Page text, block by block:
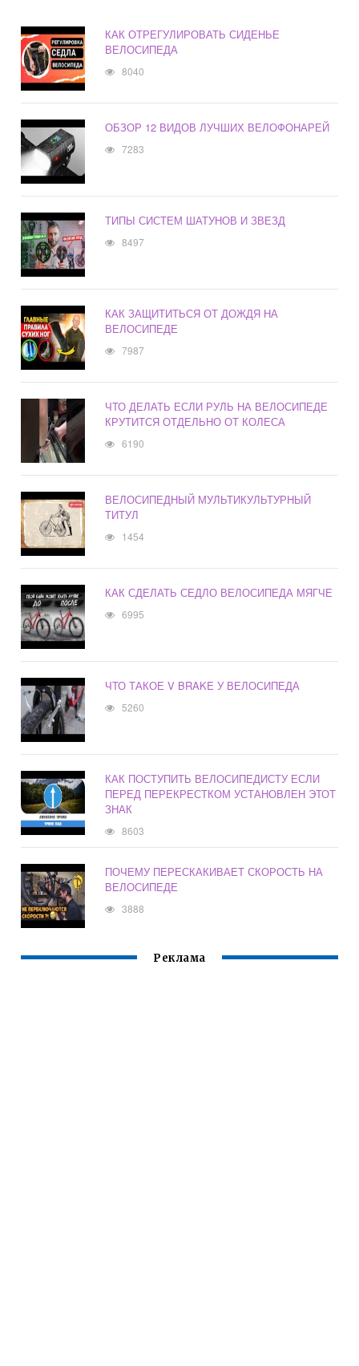
КАК ОТРЕГУЛИРОВАТЬ СИДЕНЬЕ
ВЕЛОСИПЕДА
8040
ОБЗОР 12 ВИДОВ ЛУЧШИХ ВЕЛОФОНАРЕЙ
7283
ТИПЫ СИСТЕМ ШАТУНОВ И ЗВЕЗД
8497
КАК ЗАЩИТИТЬСЯ ОТ ДОЖДЯ НА
ВЕЛОСИПЕДЕ
7987
ЧТО ДЕЛАТЬ ЕСЛИ РУЛЬ НА ВЕЛОСИПЕДЕ
КРУТИТСЯ ОТДЕЛЬНО ОТ КОЛЕСА
6190
ВЕЛОСИПЕДНЫЙ МУЛЬТИКУЛЬТУРНЫЙ
ТИТУЛ
1454
КАК СДЕЛАТЬ СЕДЛО ВЕЛОСИПЕДА МЯГЧЕ
6995
ЧТО ТАКОЕ V BRAKE У ВЕЛОСИПЕДА
5260
КАК ПОСТУПИТЬ ВЕЛОСИПЕДИСТУ ЕСЛИ
ПЕРЕД ПЕРЕКРЕСТКОМ УСТАНОВЛЕН ЭТОТ
ЗНАК
8603
ПОЧЕМУ ПЕРЕСКАКИВАЕТ СКОРОСТЬ НА
ВЕЛОСИПЕДЕ
3888
Реклама